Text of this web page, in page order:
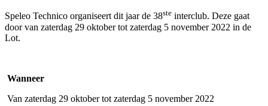
Speleo Technico organiseert dit jaar de 38ste interclub. Deze gaat
door van zaterdag 29 oktober tot zaterdag 5 november 2022 in de
Lot.
Wanneer
Van zaterdag 29 oktober tot zaterdag 5 november 2022